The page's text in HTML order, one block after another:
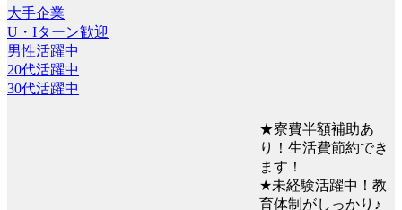
大手企業
U・Iターン歓迎
男性活躍中
20代活躍中
30代活躍中
★寮費半額補助あ
り！生活費節約でき
ます！
★未経験活躍中！教
育体制がしっかり♪